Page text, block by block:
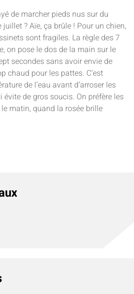
de marcher pieds nus sur du
? Aïe, ça brûle ! Pour un chien,
sont fragiles. La règle des 7
on pose le dos de la main sur le
secondes sans avoir envie de
chaud pour les pattes. C’est
de l’eau avant d’arroser les
de gros soucis. On préfère les
matin, quand la rosée brille